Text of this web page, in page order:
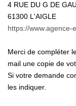
4 RUE DU G DE
61300 L'AIGLE
https://www.agence-
Merci de compléter
mail une copie de
Si votre demande
les indiquer.